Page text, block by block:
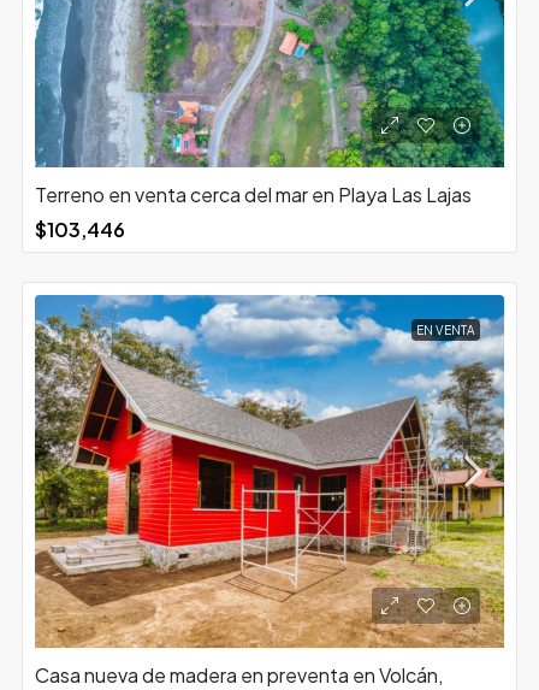
Terreno en venta cerca del mar en Playa Las Lajas
$103,446
EN VENTA
Casa nueva de madera en preventa en Volcán,